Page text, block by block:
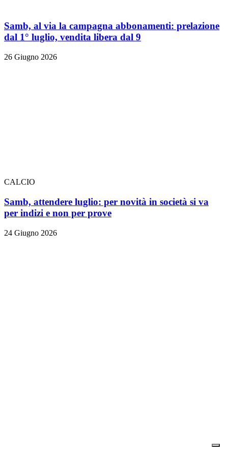
Samb, al via la campagna abbonamenti: prelazione
dal 1° luglio, vendita libera dal 9
26 Giugno 2026
CALCIO
Samb, attendere luglio: per novità in società si va
per indizi e non per prove
24 Giugno 2026